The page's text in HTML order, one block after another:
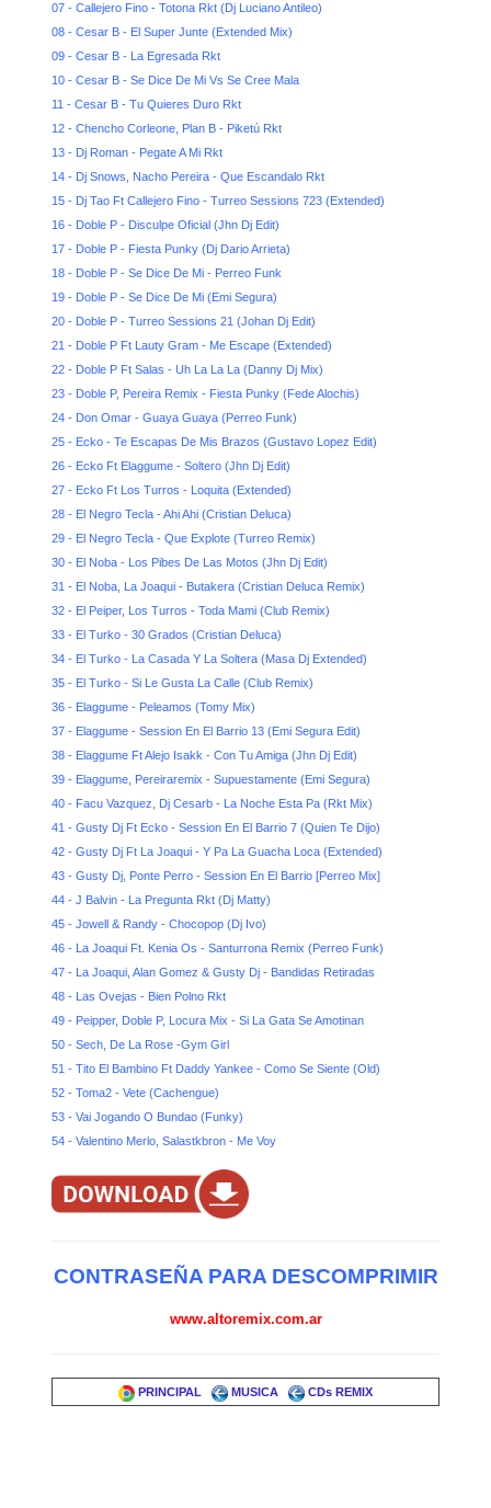
07 - Callejero Fino - Totona Rkt (Dj Luciano Antileo)
08 - Cesar B - El Super Junte (Extended Mix)
09 - Cesar B - La Egresada Rkt
10 - Cesar B - Se Dice De Mi Vs Se Cree Mala
11 - Cesar B - Tu Quieres Duro Rkt
12 - Chencho Corleone, Plan B - Piketú Rkt
13 - Dj Roman - Pegate A Mi Rkt
14 - Dj Snows, Nacho Pereira - Que Escandalo Rkt
15 - Dj Tao Ft Callejero Fino - Turreo Sessions 723 (Extended)
16 - Doble P - Disculpe Oficial (Jhn Dj Edit)
17 - Doble P - Fiesta Punky (Dj Dario Arrieta)
18 - Doble P - Se Dice De Mi - Perreo Funk
19 - Doble P - Se Dice De Mi (Emi Segura)
20 - Doble P - Turreo Sessions 21 (Johan Dj Edit)
21 - Doble P Ft Lauty Gram - Me Escape (Extended)
22 - Doble P Ft Salas - Uh La La La (Danny Dj Mix)
23 - Doble P, Pereira Remix - Fiesta Punky (Fede Alochis)
24 - Don Omar - Guaya Guaya (Perreo Funk)
25 - Ecko - Te Escapas De Mis Brazos (Gustavo Lopez Edit)
26 - Ecko Ft Elaggume - Soltero (Jhn Dj Edit)
27 - Ecko Ft Los Turros - Loquita (Extended)
28 - El Negro Tecla - Ahi Ahi (Cristian Deluca)
29 - El Negro Tecla - Que Explote (Turreo Remix)
30 - El Noba - Los Pibes De Las Motos (Jhn Dj Edit)
31 - El Noba, La Joaqui - Butakera (Cristian Deluca Remix)
32 - El Peiper, Los Turros - Toda Mami (Club Remix)
33 - El Turko - 30 Grados (Cristian Deluca)
34 - El Turko - La Casada Y La Soltera (Masa Dj Extended)
35 - El Turko - Si Le Gusta La Calle (Club Remix)
36 - Elaggume - Peleamos (Tomy Mix)
37 - Elaggume - Session En El Barrio 13 (Emi Segura Edit)
38 - Elaggume Ft Alejo Isakk - Con Tu Amiga (Jhn Dj Edit)
39 - Elaggume, Pereiraremix - Supuestamente (Emi Segura)
40 - Facu Vazquez, Dj Cesarb - La Noche Esta Pa (Rkt Mix)
41 - Gusty Dj Ft Ecko - Session En El Barrio 7 (Quien Te Dijo)
42 - Gusty Dj Ft La Joaqui - Y Pa La Guacha Loca (Extended)
43 - Gusty Dj, Ponte Perro - Session En El Barrio [Perreo Mix]
44 - J Balvin - La Pregunta Rkt (Dj Matty)
45 - Jowell & Randy - Chocopop (Dj Ivo)
46 - La Joaqui Ft. Kenia Os - Santurrona Remix (Perreo Funk)
47 - La Joaqui, Alan Gomez & Gusty Dj - Bandidas Retiradas
48 - Las Ovejas - Bien Polno Rkt
49 - Peipper, Doble P, Locura Mix - Si La Gata Se Amotinan
50 - Sech, De La Rose -Gym Girl
51 - Tito El Bambino Ft Daddy Yankee - Como Se Siente (Old)
52 - Toma2 - Vete (Cachengue)
53 - Vai Jogando O Bundao (Funky)
54 - Valentino Merlo, Salastkbron - Me Voy
CONTRASEÑA PARA DESCOMPRIMIR
www.altoremix.com.ar
PRINCIPAL MUSICA CDs REMIX